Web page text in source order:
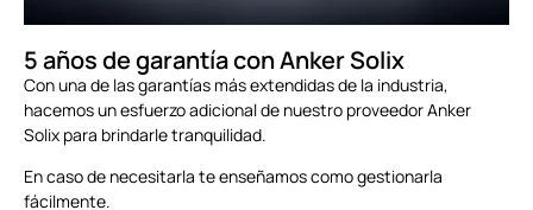
5 años de garantía con Anker Solix
Con una de las garantías más extendidas de la industria,
hacemos un esfuerzo adicional de nuestro proveedor Anker
Solix para brindarle tranquilidad.
En caso de necesitarla te enseñamos como gestionarla
fácilmente.